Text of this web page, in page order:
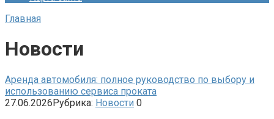
Главная
Новости
Аренда автомобиля: полное руководство по выбору и
использованию сервиса проката
27.06.2026Рубрика: Новости 0